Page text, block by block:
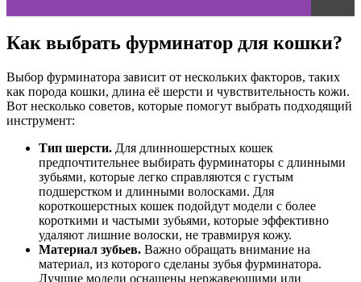
Как выбрать фурминатор для кошки?
Выбор фурминатора зависит от нескольких факторов, таких
как порода кошки, длина её шерсти и чувствительность кожи.
Вот несколько советов, которые помогут выбрать подходящий
инструмент:
Тип шерсти. Для длинношерстных кошек
предпочтительнее выбирать фурминаторы с длинными
зубьями, которые легко справляются с густым
подшерстком и длинными волосками. Для
короткошерстных кошек подойдут модели с более
короткими и частыми зубьями, которые эффективно
удаляют лишние волоски, не травмируя кожу.
Материал зубьев. Важно обращать внимание на
материал, из которого сделаны зубья фурминатора.
Лучшие модели оснащены нержавеющими или